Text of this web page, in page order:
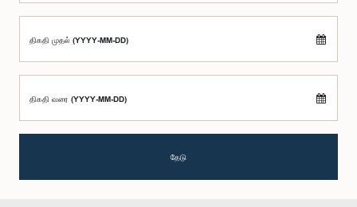
திகதி முதல் (YYYY-MM-DD)
திகதி வரை (YYYY-MM-DD)
தேடு